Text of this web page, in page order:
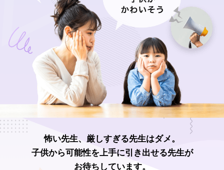
怖い先生、厳しすぎる先生はダメ。
子供から可能性を上手に引き出せる先生が
お待ちしています。